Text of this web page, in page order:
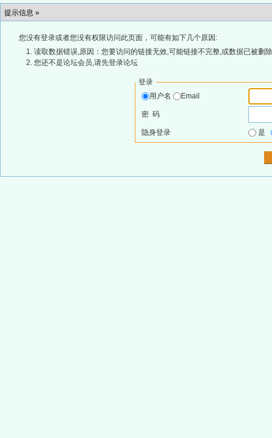
提示信息 »
您没有登录或者您没有权限访问此页面，可能有如下几个原因:
读取数据错误,原因：您要访问的链接无效,可能链接不完整,或数据已被删
您还不是论坛会员,请先登录论坛
登录
用户名
Email
密 码
隐身登录 是